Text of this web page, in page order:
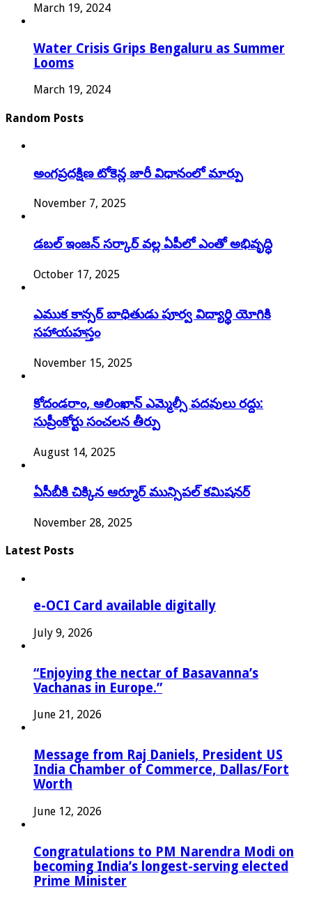
March 19, 2024
Water Crisis Grips Bengaluru as Summer
Looms
March 19, 2024
Random Posts
అంగప్రదక్షిణ టోకెన్ల జారీ విధానంలో మార్పు
November 7, 2025
డబల్ ఇంజన్ సర్కార్ వల్ల ఏపీలో ఎంతో అభివృద్ధి
October 17, 2025
ఎముక కాన్సర్‌ బాధితుడు పూర్వ విద్యార్థి యోగికి
సహాయహస్తం
November 15, 2025
కోదండరాం, ఆలింఖాన్ ఎమ్మెల్సీ పదవులు రద్దు:
సుప్రీంకోర్టు సంచలన తీర్పు
August 14, 2025
ఏసీబీకి చిక్కిన ఆర్మూర్ మున్సిపల్ కమిషనర్
November 28, 2025
Latest Posts
e-OCI Card available digitally
July 9, 2026
“Enjoying the nectar of Basavanna’s
Vachanas in Europe.”
June 21, 2026
Message from Raj Daniels, President US
India Chamber of Commerce, Dallas/Fort
Worth
June 12, 2026
Congratulations to PM Narendra Modi on
becoming India’s longest-serving elected
Prime Minister